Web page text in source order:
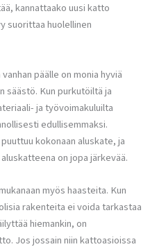
kannattaako uusi katto
suorittaa huolellinen
päälle on monia hyviä
säästö. Kun purkutöiltä ja
ja työvoimakuluilta
edullisemmaksi.
kokonaan aluskate, ja
on jopa järkevää.
myös haasteita. Kun
rakenteita ei voida tarkastaa
hiemankin, on
Jos jossain niin kattoasioissa